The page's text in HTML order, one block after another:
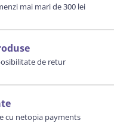
mai mari de 300 lei
de retur
cu netopia payments